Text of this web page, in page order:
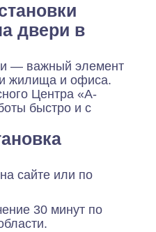
двери в
— важный элемент
жилища и офиса.
Центра «А-
быстро и с
сайте или по
30 минут по